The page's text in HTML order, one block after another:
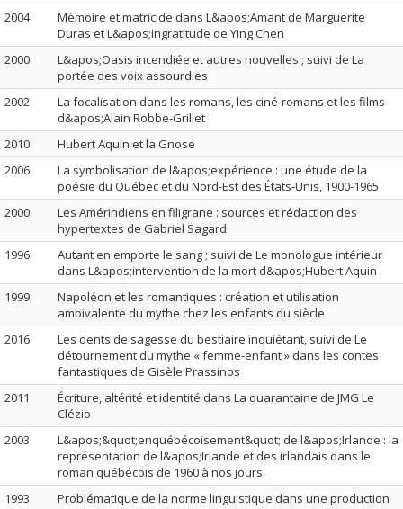
2004
Mémoire et matricide dans L&apos;Amant de Marguerite
Duras et L&apos;Ingratitude de Ying Chen
2000
L&apos;Oasis incendiée et autres nouvelles ; suivi de La
portée des voix assourdies
2002
La focalisation dans les romans, les ciné-romans et les films
d&apos;Alain Robbe-Grillet
2010
Hubert Aquin et la Gnose
2006
La symbolisation de l&apos;expérience : une étude de la
poésie du Québec et du Nord-Est des États-Unis, 1900-1965
2000
Les Amérindiens en filigrane : sources et rédaction des
hypertextes de Gabriel Sagard
1996
Autant en emporte le sang ; suivi de Le monologue intérieur
dans L&apos;intervention de la mort d&apos;Hubert Aquin
1999
Napoléon et les romantiques : création et utilisation
ambivalente du mythe chez les enfants du siècle
2016
Les dents de sagesse du bestiaire inquiétant, suivi de Le
détournement du mythe « femme-enfant » dans les contes
fantastiques de Gisèle Prassinos
2011
Écriture, altérité et identité dans La quarantaine de JMG Le
Clézio
2003
L&apos;&quot;enquébécoisement&quot; de l&apos;Irlande : la
représentation de l&apos;Irlande et des irlandais dans le
roman québécois de 1960 à nos jours
1993
Problématique de la norme linguistique dans une production